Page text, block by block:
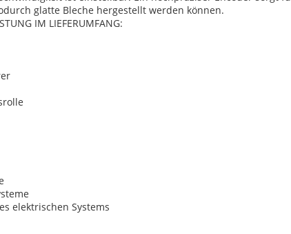
glatte Bleche hergestellt werden können.
IM LIEFERUMFANG:
elektrischen Systems